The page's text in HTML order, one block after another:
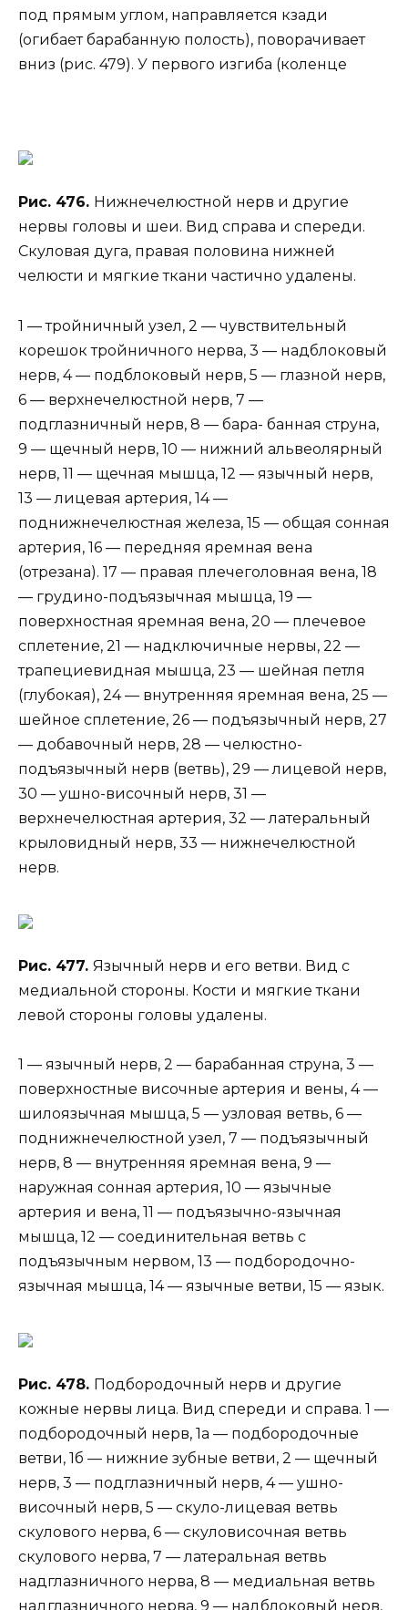
под прямым углом, направляется кзади
(огибает барабанную полость), поворачивает
вниз (рис. 479). У первого изгиба (коленце
Рис. 476. Нижнечелюстной нерв и другие
нервы головы и шеи. Вид справа и спереди.
Скуловая дуга, правая половина нижней
челюсти и мягкие ткани частично удалены.
1 — тройничный узел, 2 — чувствительный
корешок тройничного нерва, 3 — надблоковый
нерв, 4 — подблоковый нерв, 5 — глазной нерв,
6 — верхнечелюстной нерв, 7 —
подглазничный нерв, 8 — бара- банная струна,
9 — щечный нерв, 10 — нижний альвеолярный
нерв, 11 — щечная мышца, 12 — язычный нерв,
13 — лицевая артерия, 14 —
поднижнечелюстная железа, 15 — общая сонная
артерия, 16 — передняя яремная вена
(отрезана). 17 — правая плечеголовная вена, 18
— грудино-подъязычная мышца, 19 —
поверхностная яремная вена, 20 — плечевое
сплетение, 21 — надключичные нервы, 22 —
трапециевидная мышца, 23 — шейная петля
(глубокая), 24 — внутренняя яремная вена, 25 —
шейное сплетение, 26 — подъязычный нерв, 27
— добавочный нерв, 28 — челюстно-
подъязычный нерв (ветвь), 29 — лицевой нерв,
30 — ушно-височный нерв, 31 —
верхнечелюстная артерия, 32 — латеральный
крыловидный нерв, 33 — нижнечелюстной
нерв.
Рис. 477. Язычный нерв и его ветви. Вид с
медиальной стороны. Кости и мягкие ткани
левой стороны головы удалены.
1 — язычный нерв, 2 — барабанная струна, 3 —
поверхностные височные артерия и вены, 4 —
шилоязычная мышца, 5 — узловая ветвь, 6 —
поднижнечелюстной узел, 7 — подъязычный
нерв, 8 — внутренняя яремная вена, 9 —
наружная сонная артерия, 10 — язычные
артерия и вена, 11 — подъязычно-язычная
мышца, 12 — соединительная ветвь с
подъязычным нервом, 13 — подбородочно-
язычная мышца, 14 — язычные ветви, 15 — язык.
Рис. 478. Подбородочный нерв и другие
кожные нервы лица. Вид спереди и справа. 1 —
подбородочный нерв, 1а — подбородочные
ветви, 1б — нижние зубные ветви, 2 — щечный
нерв, 3 — подглазничный нерв, 4 — ушно-
височный нерв, 5 — скуло-лицевая ветвь
скулового нерва, 6 — скуловисочная ветвь
скулового нерва, 7 — латеральная ветвь
надглазничного нерва, 8 — медиальная ветвь
надглазничного нерва, 9 — надблоковый нерв,